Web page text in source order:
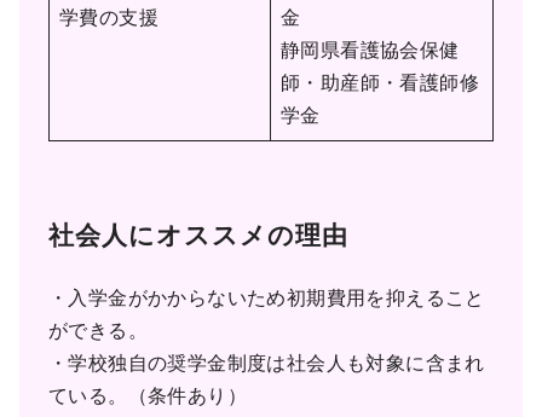
学費の支援
金
静岡県看護協会保健
師・助産師・看護師修
学金
社会人にオススメの理由
・入学金がかからないため初期費用を抑えること
ができる。
・学校独自の奨学金制度は社会人も対象に含まれ
ている。（条件あり）